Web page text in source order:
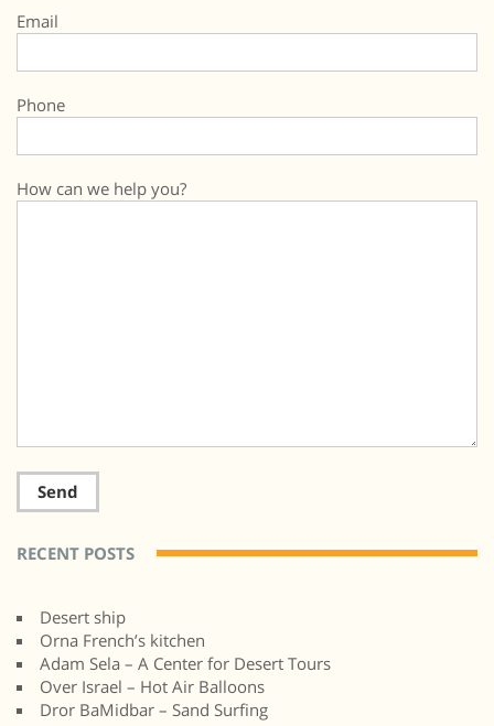
Email
Phone
How can we help you?
RECENT POSTS
Desert ship
Orna French’s kitchen
Adam Sela – A Center for Desert Tours
Over Israel – Hot Air Balloons
Dror BaMidbar – Sand Surfing